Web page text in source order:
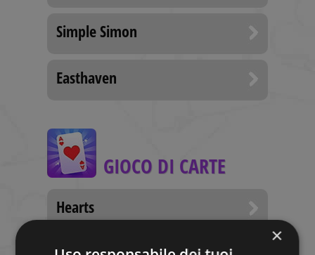
Simple Simon
Easthaven
GIOCO DI CARTE
Hearts
×